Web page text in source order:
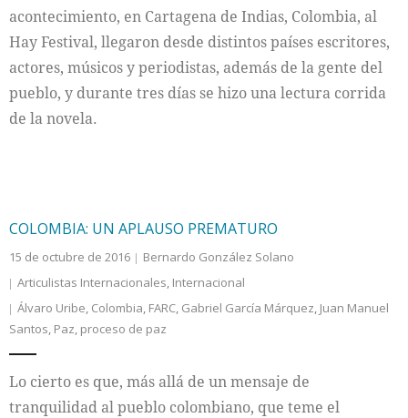
acontecimiento, en Cartagena de Indias, Colombia, al
Hay Festival, llegaron desde distintos países escritores,
actores, músicos y periodistas, además de la gente del
pueblo, y durante tres días se hizo una lectura corrida
de la novela.
COLOMBIA: UN APLAUSO PREMATURO
15 de octubre de 2016
Bernardo González Solano
Articulistas Internacionales, Internacional
Álvaro Uribe, Colombia, FARC, Gabriel García Márquez, Juan Manuel
Santos, Paz, proceso de paz
Lo cierto es que, más allá de un mensaje de
tranquilidad al pueblo colombiano, que teme el